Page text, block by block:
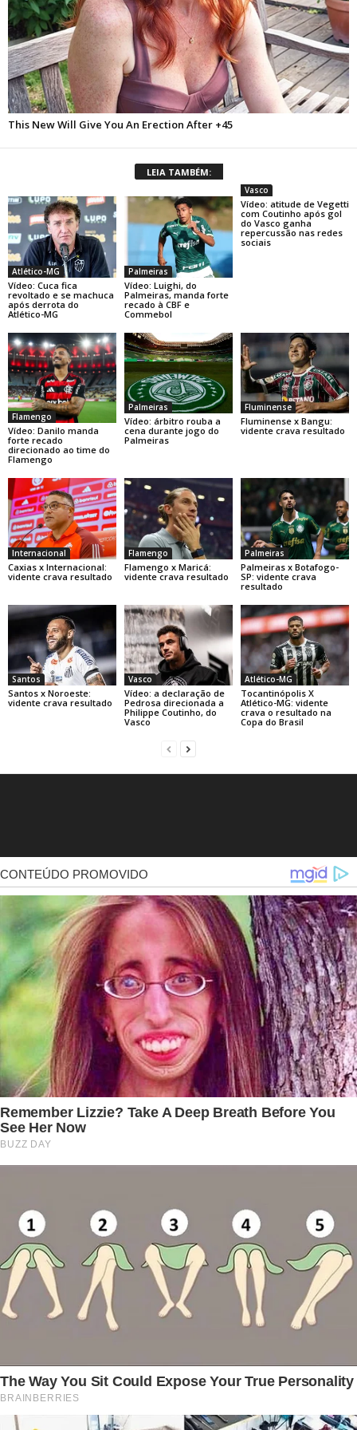
LEIA TAMBÉM:
Atlético-MG
Vídeo: Cuca fica
revoltado e se machuca
após derrota do
Atlético-MG
Palmeiras
Vídeo: Luighi, do
Palmeiras, manda forte
recado à CBF e
Commebol
Vasco
Vídeo: atitude de Vegetti
com Coutinho após gol
do Vasco ganha
repercussão nas redes
sociais
Flamengo
Vídeo: Danilo manda
forte recado
direcionado ao time do
Flamengo
Palmeiras
Vídeo: árbitro rouba a
cena durante jogo do
Palmeiras
Fluminense
Fluminense x Bangu:
vidente crava resultado
Internacional
Caxias x Internacional:
vidente crava resultado
Flamengo
Flamengo x Maricá:
vidente crava resultado
Palmeiras
Palmeiras x Botafogo-
SP: vidente crava
resultado
Santos
Santos x Noroeste:
vidente crava resultado
Vasco
Vídeo: a declaração de
Pedrosa direcionada a
Philippe Coutinho, do
Vasco
Atlético-MG
Tocantinópolis X
Atlético-MG: vidente
crava o resultado na
Copa do Brasil